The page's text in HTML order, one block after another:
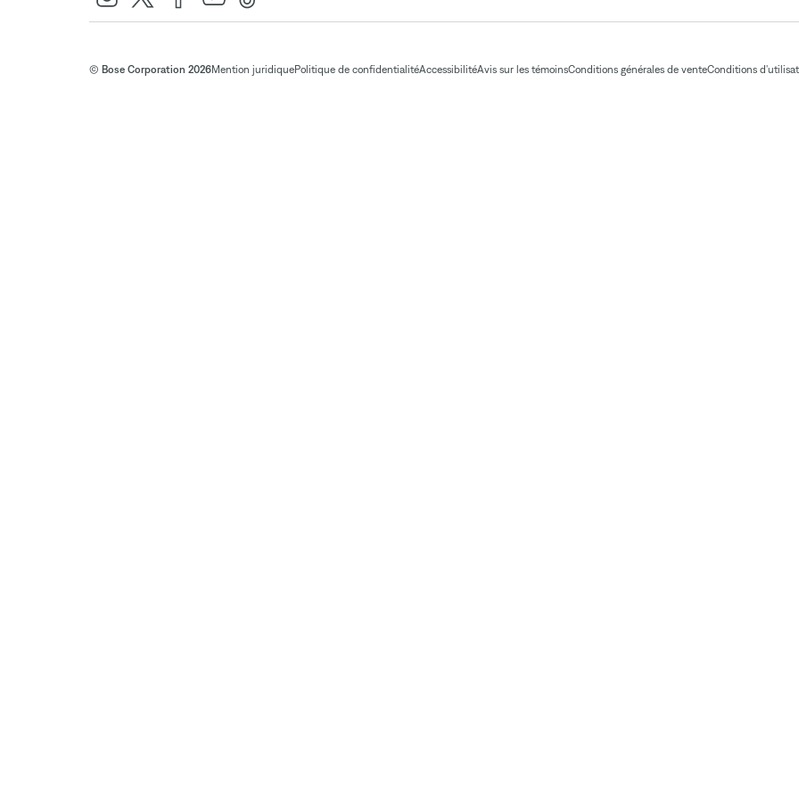
© Bose Corporation 2026Mention juridiquePolitique de confidentialitéAccessibilitéAvis sur les témoinsConditions générales de venteConditions